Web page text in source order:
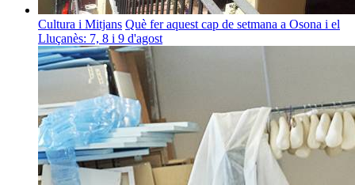
Cultura i Mitjans Què fer aquest cap de setmana a Osona i el
Lluçanès: 7, 8 i 9 d'agost